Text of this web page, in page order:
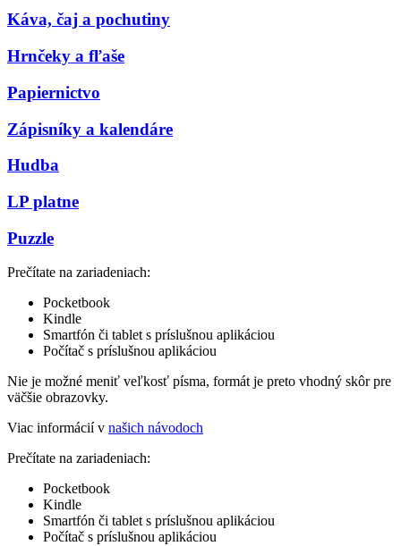
Káva, čaj a pochutiny
Hrnčeky a fľaše
Papiernictvo
Zápisníky a kalendáre
Hudba
LP platne
Puzzle
Prečítate na zariadeniach:
Pocketbook
Kindle
Smartfón či tablet s príslušnou aplikáciou
Počítač s príslušnou aplikáciou
Nie je možné meniť veľkosť písma, formát je preto vhodný skôr pre
väčšie obrazovky.
Viac informácií v našich návodoch
Prečítate na zariadeniach:
Pocketbook
Kindle
Smartfón či tablet s príslušnou aplikáciou
Počítač s príslušnou aplikáciou